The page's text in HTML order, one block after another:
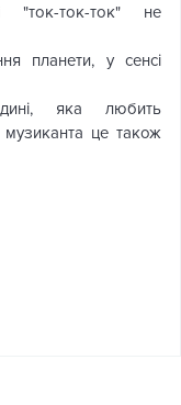
"ток-ток-ток" не
планети, у сенсі
яка любить
це також